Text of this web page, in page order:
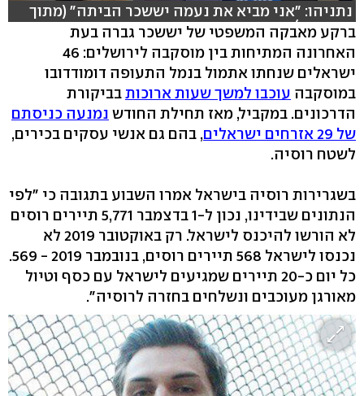
נתניהו: "אני מביא את נעמה יששכר הביתה" (מתוך
פייסבוק)
ברקע מאבקה המשפטי של יששכר גברה בעת
האחרונה המתיחות בין מוסקבה לירושלים: 46
ישראלים שנחתו אתמול בנמל התעופה דומודדובו
במוסקבה עוכבו למשך שעות ארוכותבביקורת
הדרכונים. במקביל, מאז תחילת החודש נמנעה כניסתם
של 29 אזרחים ישראלים
, בהם גם אנשי עסקים בכירים,
לשטח רוסיה.
בשגרירות רוסיה בישראל אמרו השבוע בתגובה כי "לפי
הנתונים שבידינו, נכון ל-1 בדצמבר 5,771 תיירים רוסים
לא הורשו להיכנס לישראל. רק באוקטובר 2019 לא
נכנסו לישראל 568 תיירים רוסים, בנובמבר 2019 - 569.
כל יום כ-20 תיירים שמגיעים לישראל עם כסף וטיול
מאורגן מעוכבים ונשלחים בחזרה לרוסיה".